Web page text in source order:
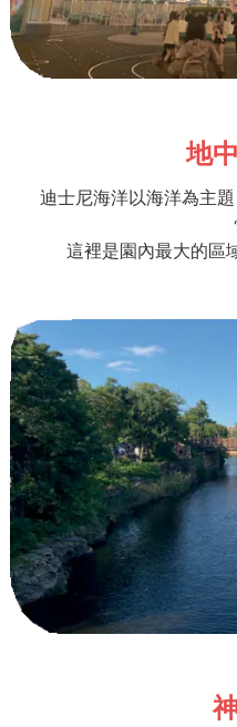
地
迪士尼海洋以海洋為主
這裡是園內最大的區